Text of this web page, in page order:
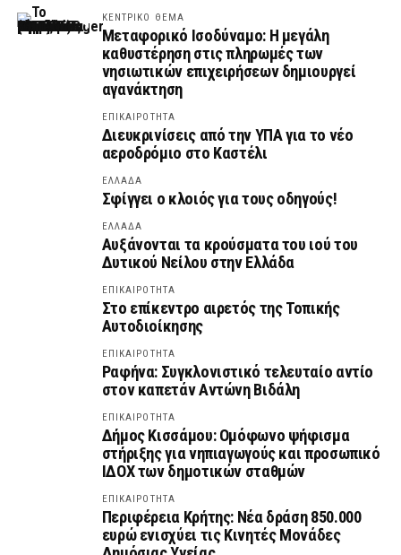
ΚΕΝΤΡΙΚΟ ΘΕΜΑ
Μεταφορικό Ισοδύναμο: Η μεγάλη
καθυστέρηση στις πληρωμές των
νησιωτικών επιχειρήσεων δημιουργεί
αγανάκτηση
ΕΠΙΚΑΙΡΟΤΗΤΑ
Διευκρινίσεις από την ΥΠΑ για το νέο
αεροδρόμιο στο Καστέλι
ΕΛΛΑΔΑ
Σφίγγει ο κλοιός για τους οδηγούς!
ΕΛΛΑΔΑ
Αυξάνονται τα κρούσματα του ιού του
Δυτικού Νείλου στην Ελλάδα
ΕΠΙΚΑΙΡΟΤΗΤΑ
Στο επίκεντρο αιρετός της Τοπικής
Αυτοδιοίκησης
ΕΠΙΚΑΙΡΟΤΗΤΑ
Ραφήνα: Συγκλονιστικό τελευταίο αντίο
στον καπετάν Αντώνη Βιδάλη
ΕΠΙΚΑΙΡΟΤΗΤΑ
Δήμος Κισσάμου: Ομόφωνο ψήφισμα
στήριξης για νηπιαγωγούς και προσωπικό
ΙΔΟΧ των δημοτικών σταθμών
ΕΠΙΚΑΙΡΟΤΗΤΑ
Περιφέρεια Κρήτης: Νέα δράση 850.000
ευρώ ενισχύει τις Κινητές Μονάδες